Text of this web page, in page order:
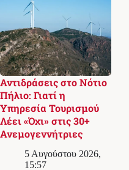
Αντιδράσεις στο Νότιο
Πήλιο: Γιατί η
Υπηρεσία Τουρισμού
Λέει «Όχι» στις 30+
Ανεμογεννήτριες
5 Αυγούστου 2026,
15:57